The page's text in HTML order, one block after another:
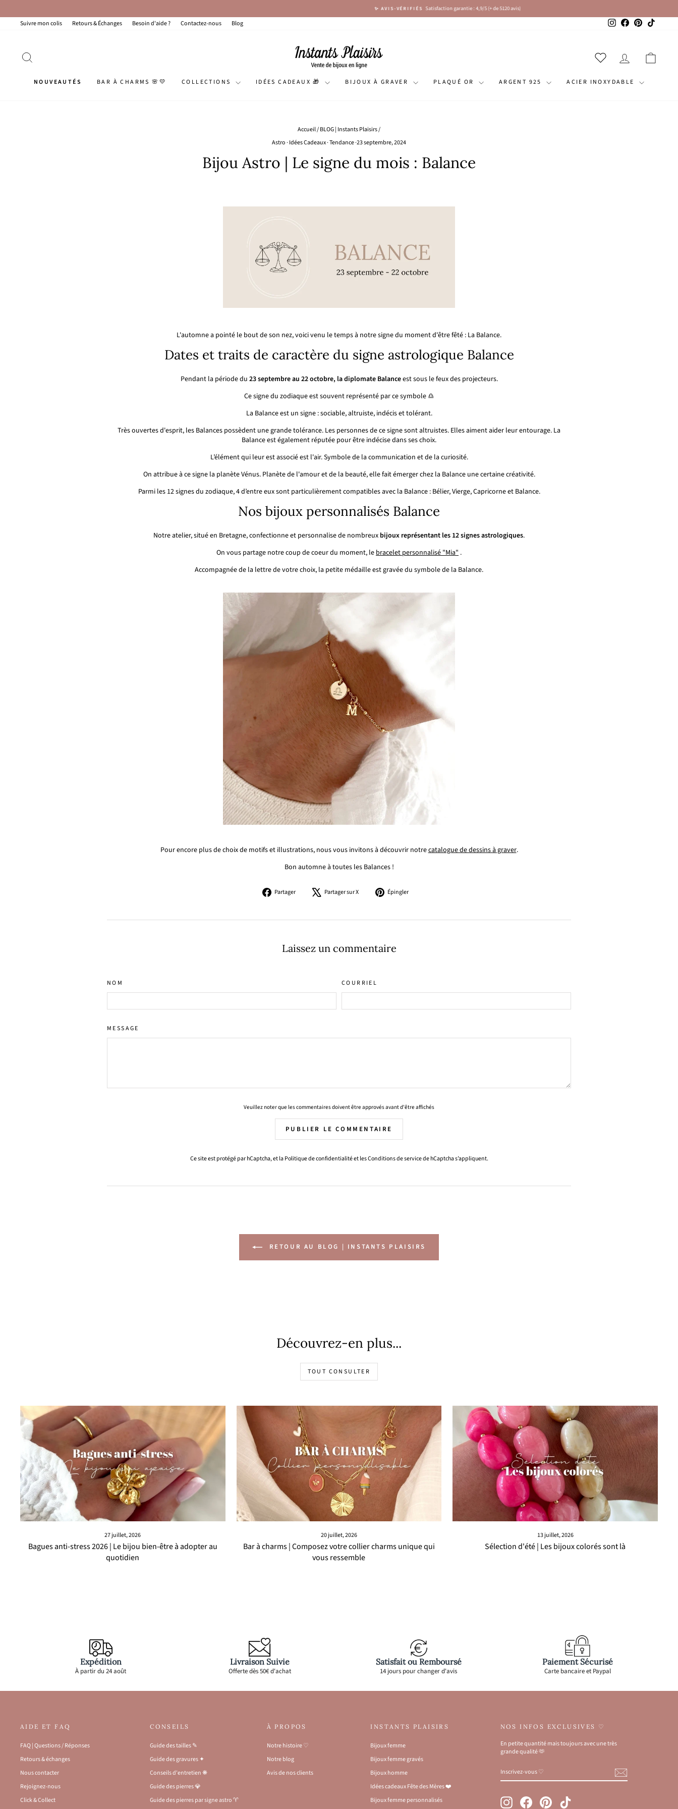
contenu
Diaporama
Satisfaction garantie : 4,9/5 (+ de 5120 avis)
Suivre mon colis Retours & Échanges Besoin d'aide ? Contactez-nous Blog InstagramFacebook
Pinterest
SE
NOUVEAUTÉS BAR À CHARMS 🌸💛 COLLECTIONS IDÉES CADEAUX 🎁 BIJOUX À GRAVER PLAQUÉ OR ARGENT 925 ACIER INOXYDABLE
Accueil/BLOG | Instants Plaisirs/
Astro·Idées Cadeaux·Tendance·23 septembre, 2024
Bijou Astro | Le signe du mois : Balance
L'automne a pointé le bout de son nez, voici venu le temps à notre signe du moment d'être fêté : La Balance.
Dates et traits de caractère du signe astrologique Balance
Pendant la période du 23 septembre au 22 octobre, la diplomate Balanceest sous le feux des projecteurs.
Ce signe du zodiaque est souvent représenté par ce symbole ♎
La Balance est un signe : sociable, altruiste, indécis et tolérant.
Très ouvertes d'esprit, les Balances possèdent une grande tolérance. Les personnes de ce signe sont altruistes. Elles aiment aider leur entourage. La
Balance est également réputée pour être indécise dans ses choix.
L’élément qui leur est associé est l'air. Symbole de la communication et de la curiosité.
On attribue à ce signe la planète Vénus. Planète de l'amour et de la beauté, elle fait émerger chez la Balance une certaine créativité.
Parmi les 12 signes du zodiaque, 4 d’entre eux sont particulièrement compatibles avec la Balance : Bélier, Vierge, Capricorne et Balance.
Nos bijoux personnalisés Balance
Notre atelier, situé en Bretagne, confectionne et personnalise de nombreux bijoux représentant les 12 signes astrologiques.
On vous partage notre coup de coeur du moment, lebracelet personnalisé "Mia" .
Accompagnée de la lettre de votre choix, la petite médaille est gravée du symbole de la Balance.
Pour encore plus de choix de motifs et illustrations, nous vous invitons à découvrir notrecatalogue de dessins à graver.
Bon automne à toutes les Balances !
Partager
PartagerPartager sur X
TweeterÉpingler
Laissez un commentaire
NOM COURRIEL
MESSAGE
Veuillez noter que les commentaires doivent être approvés avant d'être affichés
PUBLIER LE COMMENTAIRE
Ce site est protégé par hCaptcha, et laPolitique de confidentialitéet lesConditions de servicede hCaptcha s’appliquent.
RETOUR AU BLOG | INSTANTS PLAISIRS
Découvrez-en plus...
TOUT CONSULTER
27 juillet, 2026
Bagues anti-stress 2026 | Le bijou bien-être à adopter au
quotidien
20 juillet, 2026
Bar à charms | Composez votre collier charms unique qui
vous ressemble
13 juillet, 2026
Sélection d'été | Les bijoux colorés sont là
Expédition
À partir du 24 août
Livraison Suivie
Offerte dès 50€ d'achat
Satisfait ou Remboursé
14 jours pour changer d'avis
Paiement Sécurisé
Carte bancaire et Paypal
AIDE ET FAQ
FAQ | Questions / Réponses
Retours & échanges
Nous contacter
Rejoignez-nous
Click & Collect
CONSEILS
Guide des tailles ✎
Guide des gravures ✦
Conseils d'entretien ❋
Guide des pierres 💎
Guide des pierres par signe astro ♈
À PROPOS
Notre histoire ♡
Notre blog
Avis de nos clients
INSTANTS PLAISIRS
Bijoux femme
Bijoux femme gravés
Bijoux homme
Idées cadeaux Fête des Mères ❤️
Bijoux femme personnalisés
NOS INFOS EXCLUSIVES ♡
En petite quantité mais toujours avec une très
grande qualité 🫶
VOUS
♡
InstagramFacebookPinterestTikTok